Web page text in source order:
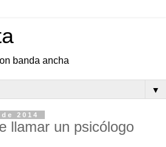
banda ancha
▼
2014
llamar un psicólogo